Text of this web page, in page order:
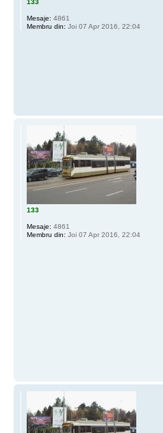
133
Mesaje: 4861
Membru din: Joi 07 Apr 2016, 22:04
133
Mesaje: 4861
Membru din: Joi 07 Apr 2016, 22:04